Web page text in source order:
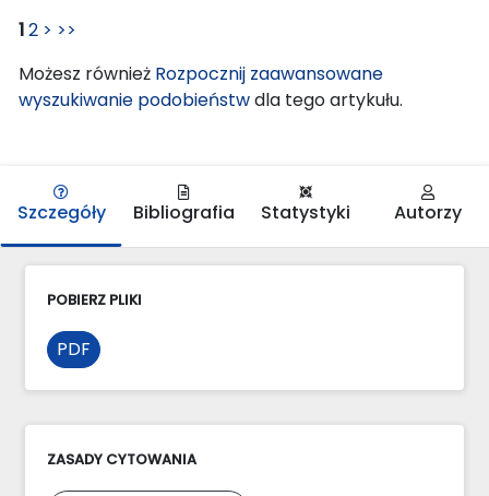
12 > >>
Możesz również Rozpocznij zaawansowane
wyszukiwanie podobieństwdla tego artykułu.
Szczegóły Bibliografia Statystyki Autorzy
POBIERZ PLIKI
PDF
ZASADY CYTOWANIA